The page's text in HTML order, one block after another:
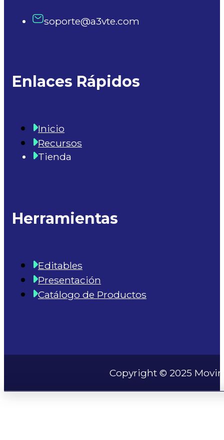
soporte@a3vte.com
Enlaces Rápidos
Inicio
Recursos
Tienda
Herramientas
Editables
Presentación
Catálogo de Productos
Copyright © 2025